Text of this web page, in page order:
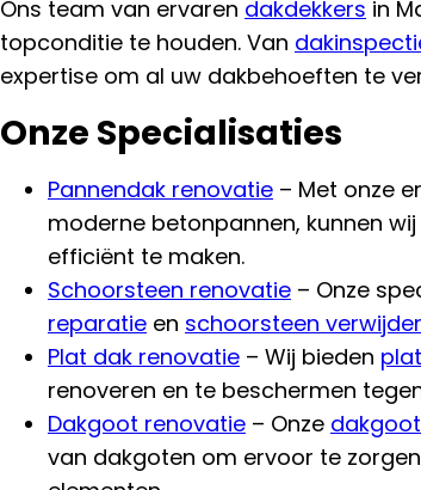
Ons team van ervaren dakdekkers in
topconditie te houden. Van
expertise om al uw dakbehoeften te
Onze Specialisaties
Pannendak renovatie – Met onze
moderne betonpannen, kunnen
efficiënt te maken.
Schoorsteen renovatie – Onze
reparatie en schoorsteen
Plat dak renovatie – Wij bieden
renoveren en te beschermen
Dakgoot renovatie – Onze
van dakgoten om ervoor te